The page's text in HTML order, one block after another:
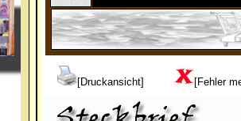
[Druckansicht] [Fehler